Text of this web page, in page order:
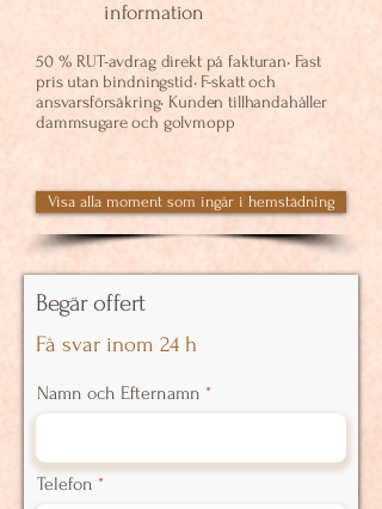
information
50 % RUT-avdrag direkt på fakturan• Fast
pris utan bindningstid• F-skatt och
ansvarsförsäkring• Kunden tillhandahåller
dammsugare och golvmopp
Visa alla moment som ingår i hemstädning
Begär offert
Få svar inom 24 h
Namn och Efternamn
Telefon